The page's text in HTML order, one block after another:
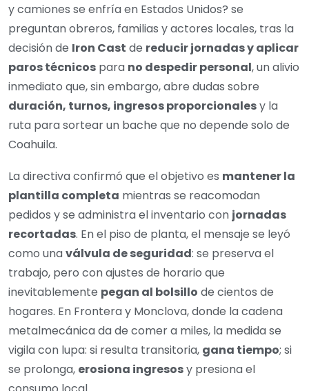
y camiones se enfría en Estados Unidos? se
preguntan obreros, familias y actores locales, tras la
decisión de Iron Cast de reducir jornadas y aplicar
paros técnicos para no despedir personal, un alivio
inmediato que, sin embargo, abre dudas sobre
duración, turnos, ingresos proporcionalesy la
ruta para sortear un bache que no depende solo de
Coahuila.
La directiva confirmó que el objetivo es mantener la
plantilla completa mientras se reacomodan
pedidos y se administra el inventario con jornadas
recortadas. En el piso de planta, el mensaje se leyó
como unaválvula de seguridad: se preserva el
trabajo, pero con ajustes de horario que
inevitablemente pegan al bolsillo de cientos de
hogares. En Frontera y Monclova, donde la cadena
metalmecánica da de comer a miles, la medida se
vigila con lupa: si resulta transitoria, gana tiempo; si
se prolonga, erosiona ingresosy presiona el